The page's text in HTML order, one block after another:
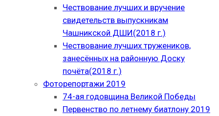
Чествование лучших и вручение
свидетельств выпускникам
Чашникской ДШИ(2018 г.)
Чествование лучших тружеников,
занесённых на районную Доску
почёта(2018 г.)
Фоторепортажи 2019
74-ая годовщина Великой Победы
Первенство по летнему биатлону 2019